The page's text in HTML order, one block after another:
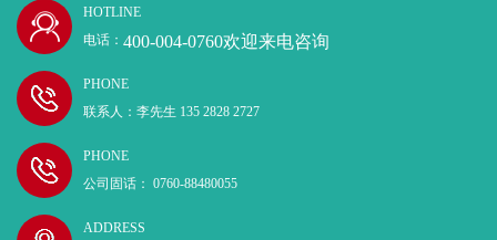
HOTLINE
电话： 400-004-0760欢迎来电咨询
PHONE
联系人：李先生 135 2828 2727
PHONE
公司固话： 0760-88480055
ADDRESS